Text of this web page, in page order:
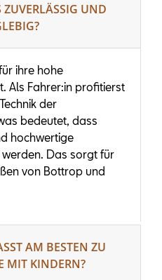
UND
ihre hohe
Als Fahrer:in profitierst
der
bedeutet, dass
hochwertige
Das sorgt für
von Bottrop und
AM BESTEN ZU
MIT KINDERN?